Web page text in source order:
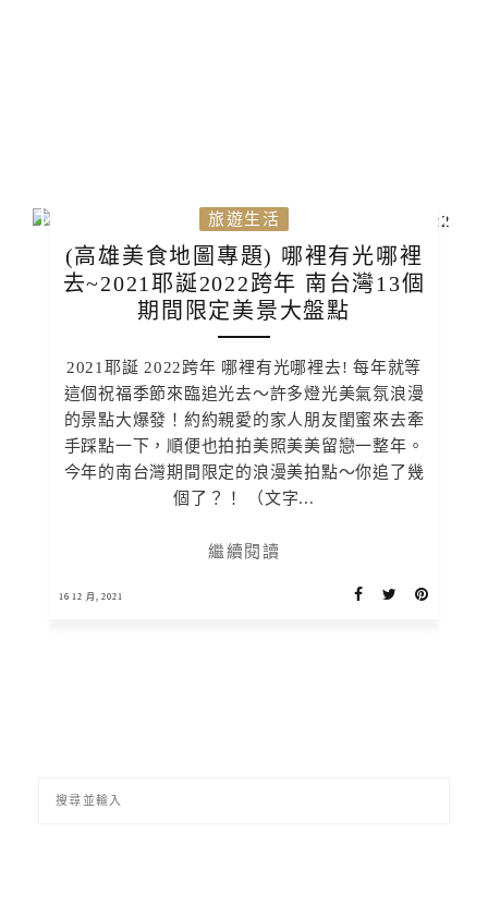
旅遊生活
(高雄美食地圖專題) 哪裡有光哪裡
去~2021耶誕2022跨年 南台灣13個
期間限定美景大盤點
2021耶誕 2022跨年 哪裡有光哪裡去! 每年就等
這個祝福季節來臨追光去～許多燈光美氣氛浪漫
的景點大爆發！約約親愛的家人朋友閨蜜來去牽
手踩點一下，順便也拍拍美照美美留戀一整年。
今年的南台灣期間限定的浪漫美拍點～你追了幾
個了？！ （文字...
繼續閱讀
16 12 月, 2021